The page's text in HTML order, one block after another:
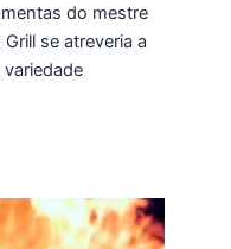
do mestre
se atreveria a